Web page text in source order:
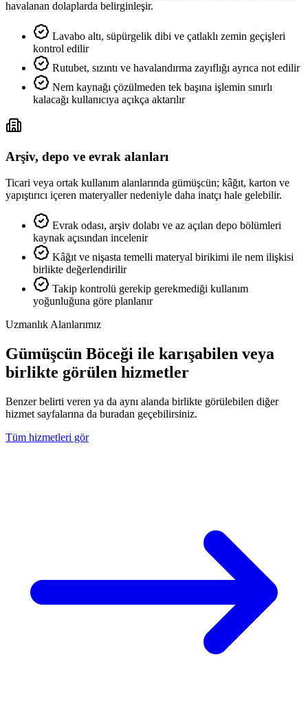
havalanan dolaplarda belirginleşir.
Lavabo altı, süpürgelik dibi ve çatlaklı zemin geçişleri
kontrol edilir
Rutubet, sızıntı ve havalandırma zayıflığı ayrıca not edilir
Nem kaynağı çözülmeden tek başına işlemin sınırlı
kalacağı kullanıcıya açıkça aktarılır
Arşiv, depo ve evrak alanları
Ticari veya ortak kullanım alanlarında gümüşcün; kâğıt, karton ve
yapıştırıcı içeren materyaller nedeniyle daha inatçı hale gelebilir.
Evrak odası, arşiv dolabı ve az açılan depo bölümleri
kaynak açısından incelenir
Kâğıt ve nişasta temelli materyal birikimi ile nem ilişkisi
birlikte değerlendirilir
Takip kontrolü gerekip gerekmediği kullanım
yoğunluğuna göre planlanır
Uzmanlık Alanlarımız
Gümüşcün Böceği ile karışabilen veya
birlikte görülen hizmetler
Benzer belirti veren ya da aynı alanda birlikte görülebilen diğer
hizmet sayfalarına da buradan geçebilirsiniz.
Tüm hizmetleri gör